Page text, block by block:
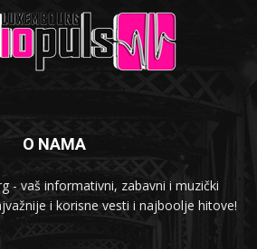
O NAMA
- vaš informativni, zabavni i muzički
i korisne vesti i najboolje hitove!